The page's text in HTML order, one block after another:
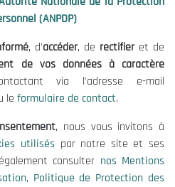
(ANPDP)
, d'accéder, de rectifieret de
de vos données à caractère
via l'adresse e-mail
le formulaire de contact.
, nous vous invitons à
utilisés par notre site et ses
consulter nos Mentions
, Politique de Protection des